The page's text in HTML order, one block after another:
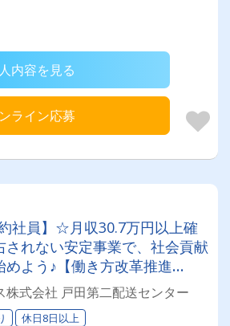
内容を見る
ライン応募
社員】☆月収30.7万円以上確
れない安定事業で、社会貢献
めよう♪【働き方改革推進
同時募集☆◎昇給あり◎交通費
株式会社 戸田第二配送センター
休日8日以上